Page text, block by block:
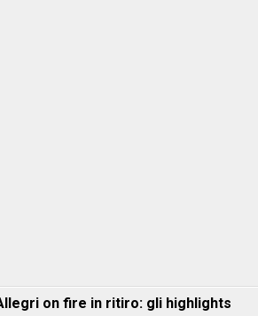
on fire in ritiro: gli highlights